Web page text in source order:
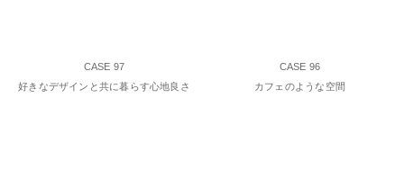
CASE 97
好きなデザインと共に暮らす心地良さ
CASE 96
カフェのような空間